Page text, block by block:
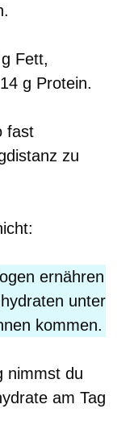
Fett,
g Protein.
fast
zu
ernähren
unter
kommen.
nimmst du
am Tag